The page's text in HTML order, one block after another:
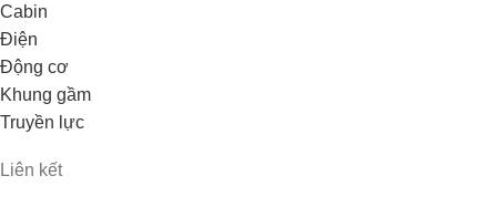
Cabin
Điện
Động cơ
Khung gầm
Truyền lực
Liên kết